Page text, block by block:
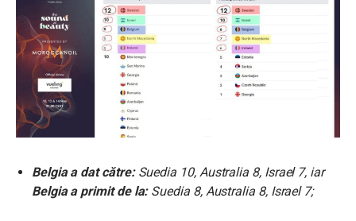
Belgia a dat către:Suedia 10, Australia 8, Israel 7, iar
Belgia a primit de la:Suedia 8, Australia 8, Israel 7;